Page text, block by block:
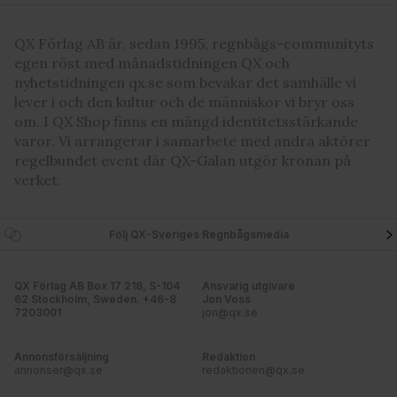
QX Förlag AB är, sedan 1995, regnbågs-communityts
egen röst med månadstidningen QX och
nyhetstidningen qx.se som bevakar det samhälle vi
lever i och den kultur och de människor vi bryr oss
om. I QX Shop finns en mängd identitetsstärkande
varor. Vi arrangerar i samarbete med andra aktörer
regelbundet event där QX-Galan utgör kronan på
verket.
Följ QX-Sveriges Regnbågsmedia
QX Förlag AB Box 17 218, S-104
62 Stockholm, Sweden. +46-8
7203001
Ansvarig utgivare
Jon Voss
jon@qx.se
Annonsförsäljning
annonser@qx.se
Redaktion
redaktionen@qx.se